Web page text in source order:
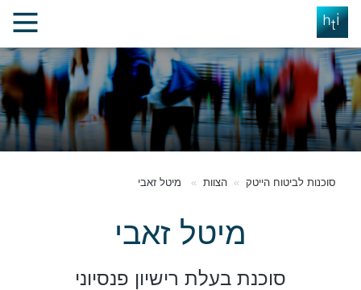
סוכנות לביטוח הייטק הצוות מיטל זאבי
מיטל זאבי
סוכנת בעלת רישיון פנסיוני